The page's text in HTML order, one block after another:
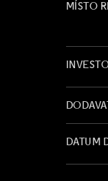
MÍSTO
DATUM